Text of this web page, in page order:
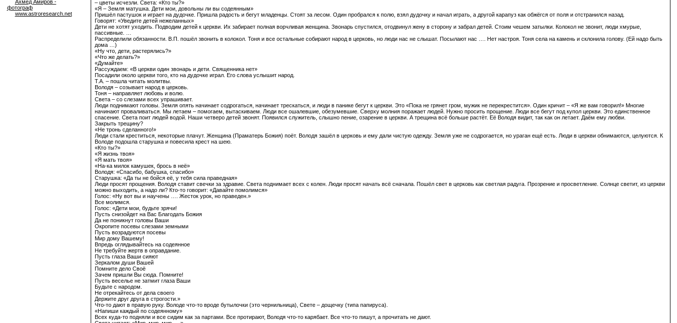
Ахмед Амиров -
фотограф
www.astroresearch.net
– цветы исчезли. Света: «Кто ты?»
«Я – Земля матушка. Дети мои, довольны ли вы содеянным»
Пришёл пастушок и играет на дудочке. Пришла радость и бегут младенцы. Стоят за лесом. Один пробрался к полю, взял дудочку и начал играть, а другой карапуз как обжёгся от поля и отстранился назад.
Говорят: «Уведите детей нежеланных»
Дети не хотят уходить. Подводим детей к церкви. Их забирает полная ворчливая женщина. Звонарь спустился, отодвинул жену в сторону и забрал детей. Стоим чешем затылки. Колокол не звонит, люди хмурые,
пассивные. …
Распределили обязанности. В.П. пошёл звонить в колокол. Тоня и все остальные собирают народ в церковь, но люди нас не слышат. Посылают нас …. Нет настроя. Тоня села на камень и склонила голову. (Ей надо быть
дома …)
«Ну что, дети, растерялись?»
«Что же делать?»
«Думайте»
Рассуждаем: «В церкви один звонарь и дети. Священника нет»
Посадили около церкви того, кто на дудочке играл. Его слова услышит народ.
Т.А. – пошла читать молитвы.
Володя – созывает народ в церковь.
Тоня – направляет любовь и волю.
Света – со слезами всех упрашивает.
Люди поднимают головы. Земля опять начинает содрогаться, начинает трескаться, и люди в панике бегут к церкви. Это «Пока не грянет гром, мужик не перекрестится». Один кричит – «Я же вам говорил!» Многие
начинают проваливаться. Мы летаем – помогаем, вытаскиваем. Люди все ошалевшие, обезумевшие. Сверху молния поражает людей. Нужно просить прощение. Люди все бегут под купол церкви. Это единственное
спасение. Света поит людей водой. Наши четверо детей звонят. Появился служитель, слышно пение, озарение в церкви. А трещина всё больше растёт. Её Володя видит, так как он летает. Даём ему любви.
Закрыть трещину?
«Не тронь сделанного!»
Люди стали креститься, некоторые плачут. Женщина (Праматерь Божия) поёт. Володя зашёл в церковь и ему дали чистую одежду. Земля уже не содрогается, но ураган ещё есть. Люди в церкви обнимаются, целуются. К
Володе подошла старушка и повесила крест на шею.
«Кто ты?»
«Я жизнь твоя»
«Я мать твоя»
«На-ка милок камушек, брось в неё»
Володя: «Спасибо, бабушка, спасибо»
Старушка: «Да ты не бойся её, у тебя сила праведная»
Люди просят прощения. Володя ставит свечки за здравие. Света поднимает всех с колен. Люди просят начать всё сначала. Пошёл свет в церковь как светлая радуга. Прозрение и просветление. Солнце светит, из церкви
можно выходить, а надо ли? Кто-то говорит: «Давайте помолимся»
Голос: «Ну вот вы и научены …. Жесток урок, но праведен.»
Все молимся.
Голос: «Дети мои, будьте зрячи!
Пусть снизойдет на Вас Благодать Божия
Да не поникнут головы Ваши
Окропите посевы слезами земными
Пусть возрадуются посевы
Мир дому Вашему!
Впредь оглядывайтесь на содеянное
Не требуйте жертв в оправдание.
Пусть глаза Ваши сияют
Зеркалом души Вашей
Помните дело Своё
Зачем пришли Вы сюда. Помните!
Пусть веселье не затмит глаза Ваши
Будьте с народом.
Не отрекайтесь от дела своего
Держите друг друга в строгости.»
Что-то дают в правую руку. Володе что-то вроде бутылочки (это чернильница), Свете – дощечку (типа папируса).
«Напиши каждый по содеянному»
Всех куда-то подняли и все сидим как за партами. Все протирают, Володя что-то карябает. Все что-то пишут, а прочитать не дают.